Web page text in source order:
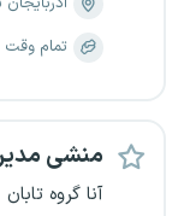
تمام وقت
منشی
آنا گروه تابان